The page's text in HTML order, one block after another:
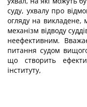
суду, ухвалу про
огляду на
механізм відводу
неефективним.
питання судом
що створить
інституту,